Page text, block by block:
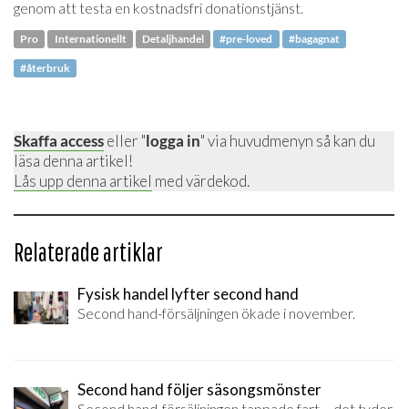
genom att testa en kostnadsfri donationstjänst.
Pro Internationellt Detaljhandel #pre-loved #bagagnat
#återbruk
Skaffa accesseller "logga in" via huvudmenyn så kan du
läsa denna artikel!
Lås upp denna artikel med värdekod.
Relaterade artiklar
Fysisk handel lyfter second hand
Second hand-försäljningen ökade i november.
Second hand följer säsongsmönster